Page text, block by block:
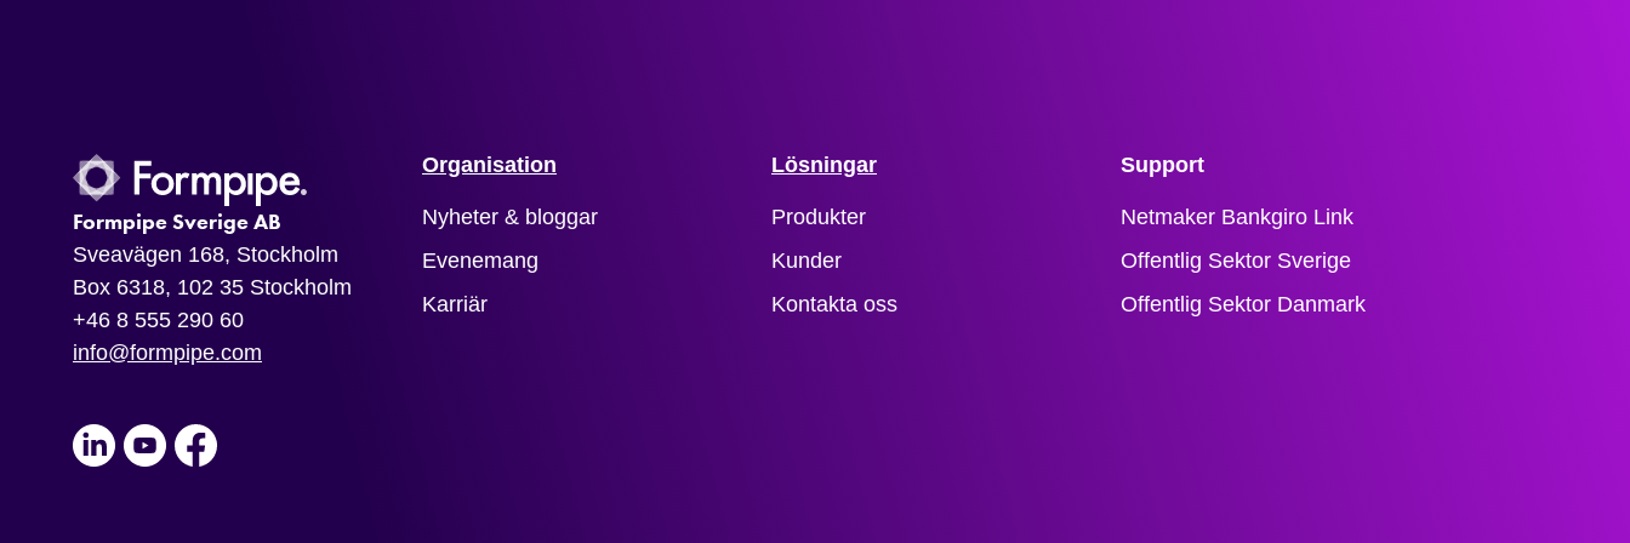
Formpipe Sverige AB
Sveavägen 168, Stockholm
Box 6318, 102 35 Stockholm
+46 8 555 290 60
info@formpipe.com
LinkedInYoutubeFacebook
Organisation
Nyheter & bloggar
Evenemang
Karriär
Lösningar
Produkter
Kunder
Kontakta oss
Support
Netmaker Bankgiro Link
Offentlig Sektor Sverige
Offentlig Sektor Danmark